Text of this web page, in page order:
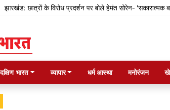
छात्रों के विरोध प्रदर्शन पर बोले हेमंत सोरेन- 'सकारात्मक बदलावों
दक्षिण भारत व्यापार धर्म आस्था मनोरंजन